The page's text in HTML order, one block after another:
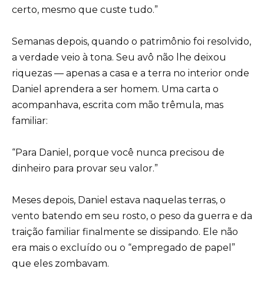
certo, mesmo que custe tudo.”
Semanas depois, quando o patrimônio foi resolvido,
a verdade veio à tona. Seu avô não lhe deixou
riquezas — apenas a casa e a terra no interior onde
Daniel aprendera a ser homem. Uma carta o
acompanhava, escrita com mão trêmula, mas
familiar:
“Para Daniel, porque você nunca precisou de
dinheiro para provar seu valor.”
Meses depois, Daniel estava naquelas terras, o
vento batendo em seu rosto, o peso da guerra e da
traição familiar finalmente se dissipando. Ele não
era mais o excluído ou o “empregado de papel”
que eles zombavam.